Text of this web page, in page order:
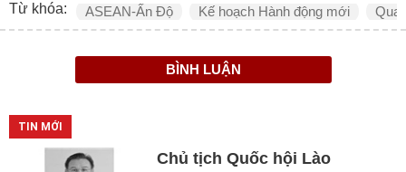
Từ khóa: ASEAN-Ấn Độ Kế hoạch Hành động mới
BÌNH LUẬN
TIN MỚI
Chủ tịch Quốc hội Lào